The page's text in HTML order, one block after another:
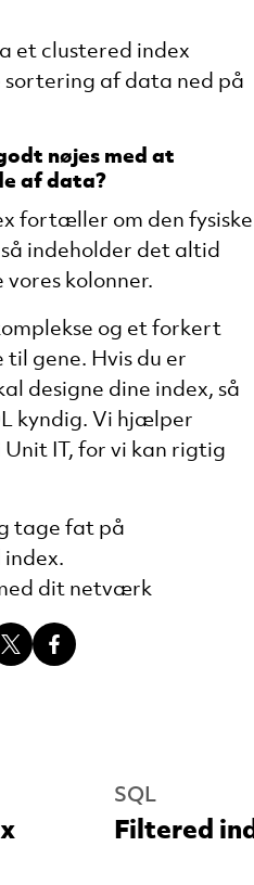
et clustered index
af data ned på
nøjes med at
af data?
fortæller om den fysiske
indeholder det altid
kolonner.
og et forkert
gene. Hvis du er
designe dine index, så
kyndig. Vi hjælper
IT, for vi kan rigtig
tage fat på
dit netværk
Del Del
SQL
Filtered